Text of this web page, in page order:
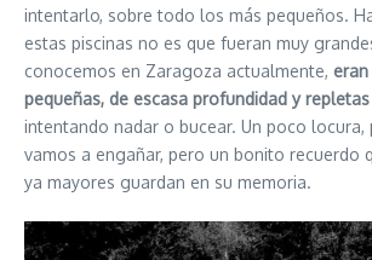
intentarlo, sobre todo los más pequeños.
estas piscinas no es que fueran muy
conocemos en Zaragoza actualmente,
pequeñas, de escasa profundidad y
intentando nadar o bucear. Un poco locura,
vamos a engañar, pero un bonito recuerdo
ya mayores guardan en su memoria.